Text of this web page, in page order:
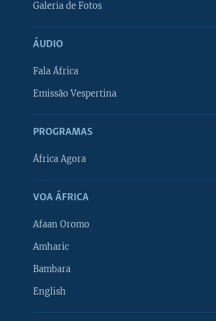
Galeria de Fotos
ÁUDIO
Fala África
Emissão Vespertina
PROGRAMAS
África Agora
VOA ÁFRICA
Afaan Oromo
Amharic
Bambara
English